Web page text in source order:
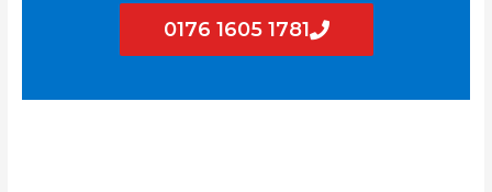
0176 1605 1781